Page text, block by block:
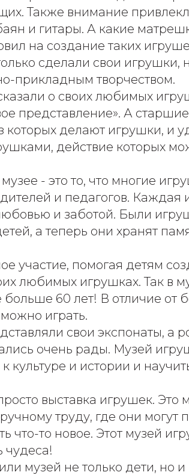
Также внимание
и гитары. А какие
на создание таких
сделали свои игрушки,
прикладным творчеством.
о своих любимых
представление». А
которых делают игрушки, и
действие которых
- это то, что многие
и педагогов. Каждая
и заботой. Были
а теперь они хранят
участие, помогая детям
любимых игрушках. Так в
60 лет! В отличие от
играть.
свои экспонаты, а
очень рады. Музей
и истории и
выставка игрушек. Это
труду, где они могут
что-то новое. Этот музей
чудеса!
музей не только дети, но и